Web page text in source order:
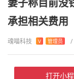
妻子称目前没
承担相关费用
魂喵科技 V 管理员 /
打开小